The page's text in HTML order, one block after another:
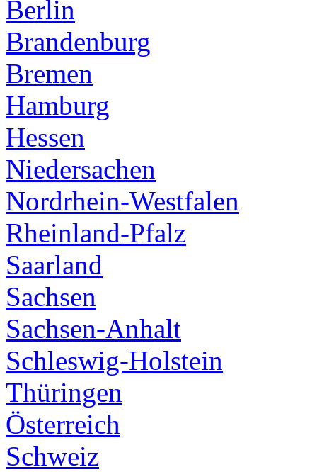
Berlin
Brandenburg
Bremen
Hamburg
Hessen
Niedersachen
Nordrhein-Westfalen
Rheinland-Pfalz
Saarland
Sachsen
Sachsen-Anhalt
Schleswig-Holstein
Thüringen
Österreich
Schweiz